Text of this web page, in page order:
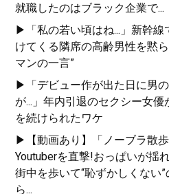
就職したのはブラック企業で...
▶「私の若い頃はね...」新幹線
けてくる隣席の高齢男性を黙
マンの一言”
▶「デビュー作が出た日に男
が...」年内引退のセクシー女優
を続けられたワケ
▶【動画あり】「ノーブラ散
Youtuberを直撃!おっぱいが揺
街中を歩いて“恥ずかしくない
ら...